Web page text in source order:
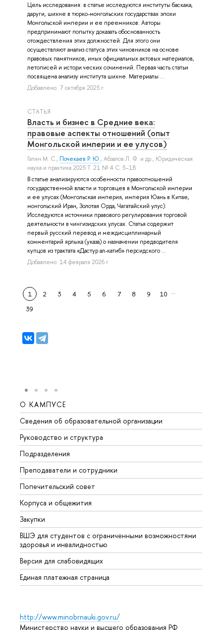
Цель исследования: в статье исследуются институты баскака,
даруги, шихне в тюрко-монгольских государствах эпохи
Монгольской империи и ее преемников. Авторы
предпринимают попытку доказать обоснованность
отождествления этих должностей. Для этого они
осуществляют анализ статуса этих чиновников на основе
правовых памятников, иных официальных актовых материалов,
летописей и истори ческих сочинений. Первая часть статьи
посвящена анализу института шихне. Материалы ...
Добавлено: 7 октября 2025 г.
СТАТЬЯ
Власть и бизнес в Средние века:
правовые аспекты отношений (опыт
Монгольской империи и ее улусов)
Гатин М. С., Почекаев Р. Ю., Абзалов Л. Ф. и др., Юридическая
наука и практика 2025 Т. 21 № 4 С. 5–18
В статье анализируются особенности правоотношений
государственной власти и торговцев в Монгольской империи
и ее улусах (Монгольская империя, империя Юань в Китае,
монгольский Иран, Золотая Орда, Чагатайский улус).
Исследуются источники правового регулирования торговой
деятельности в чингизидских улусах. Статья содержит
первый русский перевод и междисциплинарный
комментарий ярлыка (указа) о назначении предводителя
купцов из трактата «Дастур ал-катиб» персидского ...
Добавлено: 14 февраля 2026 г.
1 2 3 4 5 6 7 8 9 10 …
39
О КАМПУСЕ
Сведения об образовательной организации
Руководство и структура
Подразделения
Преподаватели и сотрудники
Попечительский совет
Корпуса и общежития
Закупки
ВШЭ для студентов с ограниченными возможностями
здоровья и инвалидностью
Версия для слабовидящих
Единая платежная страница
http://www.minobrnauki.gov.ru/
Министерство науки и высшего образования РФ